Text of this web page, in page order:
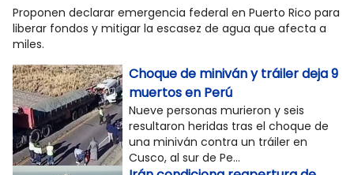
Proponen declarar emergencia federal en Puerto Rico para
liberar fondos y mitigar la escasez de agua que afecta a
miles.
Choque de miniván y tráiler deja 9
muertos en Perú
Nueve personas murieron y seis
resultaron heridas tras el choque de
una miniván contra un tráiler en
Cusco, al sur de Pe...